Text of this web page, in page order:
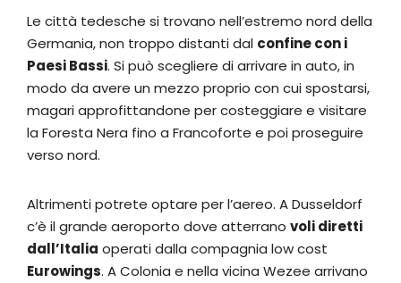
Le città tedesche si trovano nell’estremo nord della
Germania, non troppo distanti dal confine con i
Paesi Bassi. Si può scegliere di arrivare in auto, in
modo da avere un mezzo proprio con cui spostarsi,
magari approfittandone per costeggiare e visitare
la Foresta Nera fino a Francoforte e poi proseguire
verso nord.
Altrimenti potrete optare per l’aereo. A Dusseldorf
c’è il grande aeroporto dove atterrano voli diretti
dall’Italia operati dalla compagnia low cost
Eurowings. A Colonia e nella vicina Wezee arrivano